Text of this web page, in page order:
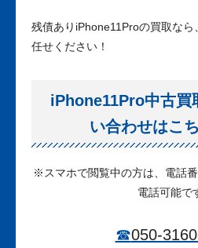
残債ありiPhone11Proの買取な
任せください！
iPhone11Pro中古買
い合わせはこ
※スマホで閲覧中の方は、電話
電話可能で
☎050-